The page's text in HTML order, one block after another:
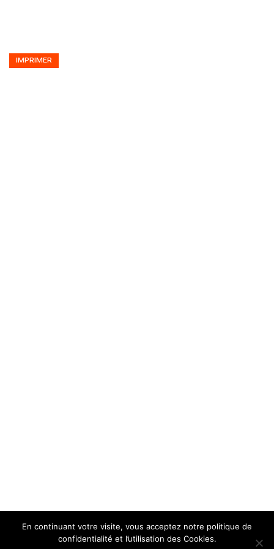
IMPRIMER
En continuant votre visite, vous acceptez notre politique de
confidentialité et l’utilisation des Cookies.